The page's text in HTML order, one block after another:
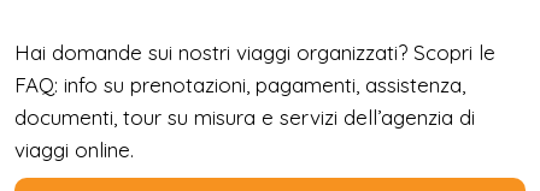
Hai domande sui nostri viaggi organizzati? Scopri le
FAQ: info su prenotazioni, pagamenti, assistenza,
documenti, tour su misura e servizi dell’agenzia di
viaggi online.